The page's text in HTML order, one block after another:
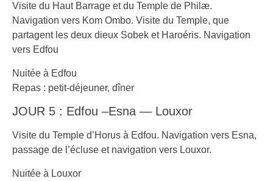
Visite du Haut Barrage et du Temple de Philæ.
Navigation vers Kom Ombo. Visite du Temple, que
partagent les deux dieux Sobek et Haroéris. Navigation
vers Edfou
Nuitée à Edfou
Repas : petit-déjeuner, dîner
JOUR 5 : Edfou –Esna — Louxor
Visite du Temple d’Horus à Edfou. Navigation vers Esna,
passage de l’écluse et navigation vers Louxor.
Nuitée à Louxor